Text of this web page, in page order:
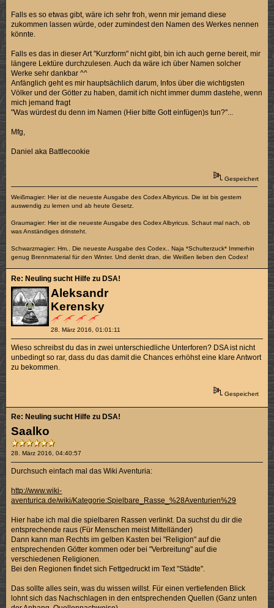
Falls es so etwas gibt, wäre ich sehr froh, wenn mir jemand diese
zukommen lassen würde, oder zumindest den Namen des Werkes nennen
könnte.
Falls es das in dieser Art "Kurzform" nicht gibt, bin ich auch gerne bereit, mir
längere Lektüre durchzulesen. Auch da wäre ich über Namen solcher
Werke sehr dankbar ^^
Anfänglich geht es mir hauptsächlich darum, Infos über die wichtigsten
Völker und der Götter zu haben, damit ich nicht immer dumm dastehe, wenn
mich jemand fragt
"Was würdest du denn im Namen (Hier bitte Gott einfügen)s tun?"...
Mfg,
Daniel aka Battlecookie
Gespeichert
Weißmagier: Hier ist die neueste Ausgabe des Codex Albyricus. Die ist bis gestern
auswendig zu lernen und ab heute Gesetz.
Graumagier: Hier ist die neueste Ausgabe des Codex Albyricus. Schaut mal nach, ob
was Anständiges drinsteht.
Schwarzmagier: Hm.. Die neueste Ausgabe des Codex.. Naja *Schulterzuck* Immerhin
genug Brennmaterial für den Winter. Und denkt dran, die Weißen lieben den Codex!
Aleksandr
Kerensky
28. März 2016, 01:01:11
Re: Neuling sucht Hilfe zu DSA!
Wieso schreibst du das in zwei unterschiedliche Unterforen? DSA ist nicht
unbedingt so rar, dass du das damit die Chances erhöhst eine klare Antwort
zu bekommen.
Gespeichert
Saalko
28. März 2016, 04:40:57
Re: Neuling sucht Hilfe zu DSA!
Durchsuch einfach mal das Wiki Aventuria:
http://www.wiki-
aventurica.de/wiki/Kategorie:Spielbare_Rasse_%28Aventurien%29
Hier habe ich mal die spielbaren Rassen verlinkt. Da suchst du dir die
entsprechende raus (Für Menschen meist Mittelländer)
Dann kann man Rechts im gelben Kasten bei "Religion" auf die
entsprechenden Götter kommen oder bei "Verbreitung" auf die
verschiedenen Religionen.
Bei den Regionen findet sich Fettgedruckt im Text "Städte".
Das sollte alles sein, was du wissen willst. Für einen vertiefenden Blick
lohnt sich das Nachschlagen in den entsprechenden Quellen (Ganz unten